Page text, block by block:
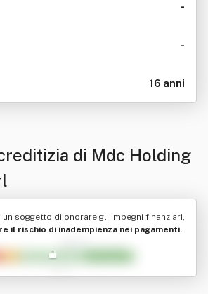
-
-
16 anni
di Mdc Holding
soggetto di onorare gli impegni finanziari,
il rischio di inadempienza nei pagamenti.